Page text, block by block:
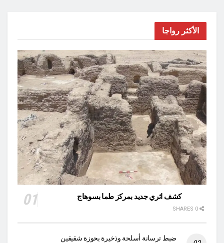
الأكثر رواجا
كشف اثري جديد بمركز طما بسوهاج
ضبط ترسانة أسلحة وذخيرة بحوزة شقيقين